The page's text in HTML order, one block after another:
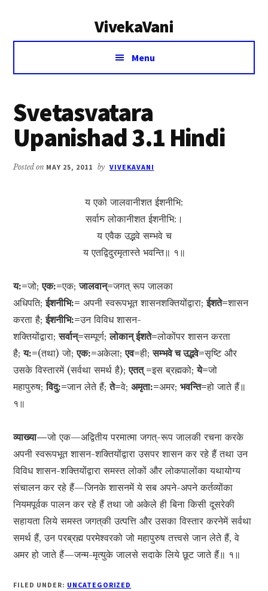
VivekaVani
Voice
Vivekananda
Menu
Svetasvatara
Upanishad 3.1 Hindi
Posted on MAY 25, 2011 by VIVEKAVANI
य एको जालवानीशत ईशनीभि:
सर्वाॸ लोकानीशत ईशनीभि:।
य एवैक उद्भवे सम्भवे च
य एतद्विदुरमृतास्ते भवन्ति॥ १॥
य:=जो;एक:=एक;जालवान्=जगत् रूप जालका
अधिपति;ईशनीभि:= अपनी स्वरूपभूत शासनशक्तियोंद्वारा;ईशते=शासन
करता है;ईशनीभि:=उन विविध शासन-
शक्तियोंद्वारा;सर्वान्=सम्पूर्ण;लोकान् ईशते=लोकोंपर शासन करता
है;य:=(तथा) जो;एक:=अकेला;एव=ही;सम्भवे च उद्भवे=सृष्टि और
उसके विस्तारमें (सर्वथा समर्थ है);एतत् =इस ब्रह्मको;ये=जो
महापुरुष;विदु:=जान लेते हैं;ते=वे;अमृता:=अमर;भवन्ति=हो जाते हैं॥
१॥
व्याख्या—जो एक—अद्वितीय परमात्मा जगत्-रूप जालकी रचना करके
अपनी स्वरूपभूत शासन-शक्तियोंद्वारा उसपर शासन कर रहे हैं तथा उन
विविध शासन-शक्तियोंद्वारा समस्त लोकों और लोकपालोंका यथायोग्य
संचालन कर रहे हैं—जिनके शासनमें ये सब अपने-अपने कर्तव्योंका
नियमपूर्वक पालन कर रहे हैं तथा जो अकेले ही बिना किसी दूसरेकी
सहायता लिये समस्त जगत‍्की उत्पत्ति और उसका विस्तार करनेमें सर्वथा
समर्थ हैं, उन परब्रह्म परमेश्वरको जो महापुरुष तत्त्वसे जान लेते हैं, वे
अमर हो जाते हैं—जन्म-मृत्युके जालसे सदाके लिये छूट जाते हैं॥ १॥
FILED UNDER: UNCATEGORIZED